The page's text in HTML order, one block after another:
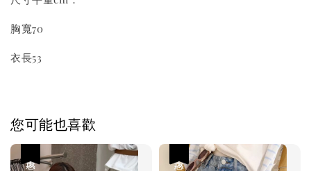
胸寬70
衣長53
您可能也喜歡